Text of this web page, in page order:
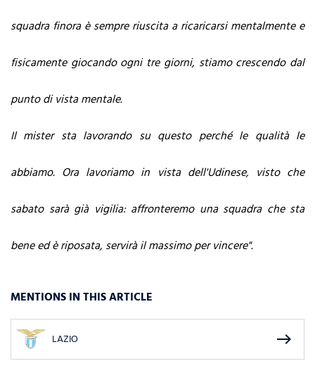
squadra finora è sempre riuscita a ricaricarsi mentalmente e
fisicamente giocando ogni tre giorni, stiamo crescendo dal
punto di vista mentale.
Il mister sta lavorando su questo perché le qualità le
abbiamo. Ora lavoriamo in vista dell'Udinese, visto che
sabato sarà già vigilia: affronteremo una squadra che sta
bene ed è riposata, servirà il massimo per vincere".
MENTIONS IN THIS ARTICLE
LAZIO east